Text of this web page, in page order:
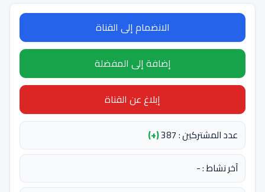
الانضمام إلى القناة
إضافة إلى المفضلة
إبلاغ عن القناة
عدد المشتركين : 387
(+)
آخر نشاط : -